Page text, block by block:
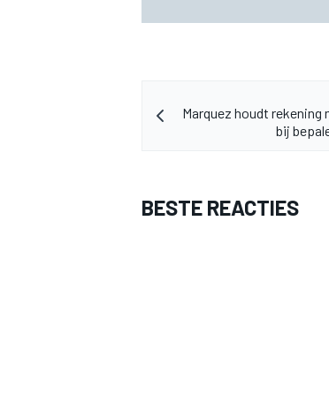
Marquez houdt rekening
bij
BESTE REACTIES